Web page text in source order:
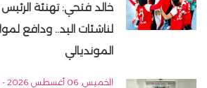
خالد فتحي: تهنئة
لناشئات اليد.. ودافع
المونديالي
الخميس, 06 أغسطس 2026 - 07:56 م